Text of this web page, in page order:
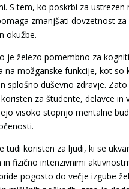
S tem, ko poskrbi za ustrezen
zmanjšati dovzetnost za
okužbe.
je železo pomembno za
na možganske funkcije, kot so
splošno duševno zdravje.
za študente, delavce in
visoko stopnjo mentalne
tudi koristen za ljudi, ki se
fizično intenzivnimi
pogosto do večje izgube